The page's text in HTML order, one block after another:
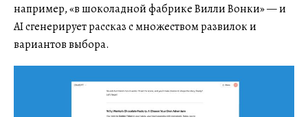
например, «в шоколадной фабрике Вилли Вонки» — и
AI сгенерирует рассказ с множеством развилок и
вариантов выбора.